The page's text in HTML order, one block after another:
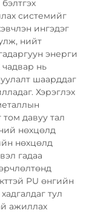
системийг
ингэдэг
нийт
энерги
чадвар нь
шаарддаг
Хэрэглэх
давуу тал
нөхцөлд
нөхцөлд
гадаа
PU өнгийн
тул
ажиллах